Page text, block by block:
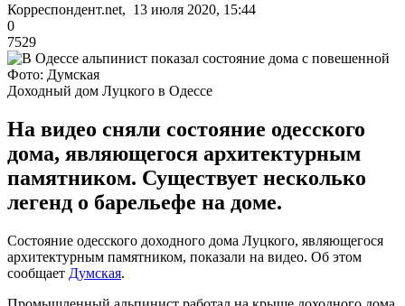
Корреспондент.net, 13 июля 2020, 15:44
0
7529
Фото: Думская
Доходный дом Луцкого в Одессе
На видео сняли состояние одесского
дома, являющегося архитектурным
памятником. Существует несколько
легенд о барельефе на доме.
Состояние одесского доходного дома Луцкого, являющегося
архитектурным памятником, показали на видео. Об этом
сообщает Думская.